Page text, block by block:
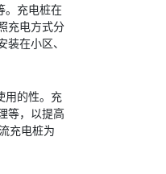
。充电桩在
充电方式分
在小区、
用的性。充
等，以提高
充电桩为